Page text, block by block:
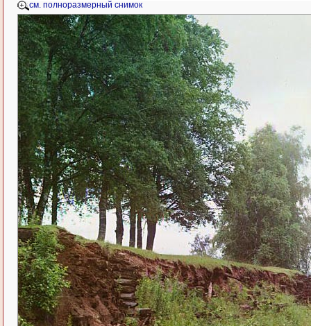
см. полноразмерный снимок